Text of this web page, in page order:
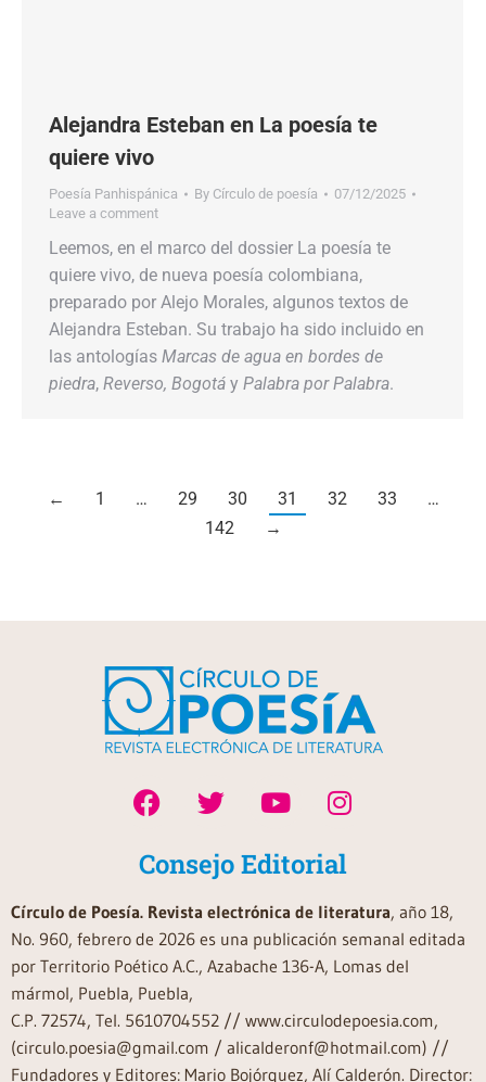
Alejandra Esteban en La poesía te
quiere vivo
Poesía Panhispánica By Círculo de poesía
07/12/2025
Leave a comment
Leemos, en el marco del dossier La poesía te
quiere vivo, de nueva poesía colombiana,
preparado por Alejo Morales, algunos textos de
Alejandra Esteban. Su trabajo ha sido incluido en
las antologías Marcas de agua en bordes de
piedra, Reverso, Bogotá y Palabra por Palabra.
← 1 … 29 30 31 32 33
…
142
→
Consejo Editorial
Círculo de Poesía. Revista electrónica de literatura, año 18,
No. 960, febrero de 2026 es una publicación semanal editada
por Territorio Poético A.C., Azabache 136-A, Lomas del
mármol, Puebla, Puebla,
C.P. 72574, Tel. 5610704552 // www.circulodepoesia.com,
(circulo.poesia@gmail.com / alicalderonf@hotmail.com) //
Fundadores y Editores: Mario Bojórquez, Alí Calderón. Director: